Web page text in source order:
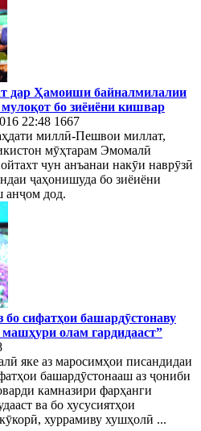
дар Ҳамоиши байналмилалии
бо зиёиёни кишвар
22:48 1667
миллӣ-Пешвои миллат,
мӯҳтарам Эмомалӣ
чун анъанаи накӯи наврӯзӣ
ҷаҳонишуда бо зиёиёни
анҷом дод.
сифатҳои башардӯстонаву
олам гардидааст”
яке аз маросимҳои писандидаи
башардӯстонааш аз ҷониби
камназири фарҳанги
ва бо хусусиятҳои
хуррамиву хушҳолӣ ...